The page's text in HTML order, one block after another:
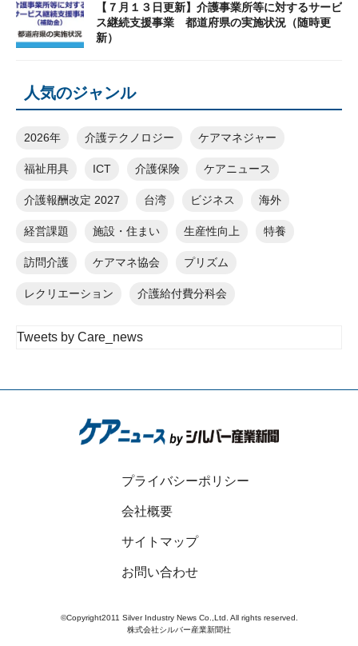
【７月１３日更新】介護事業所等に対するサービ
ス継続支援事業 都道府県の実施状況（随時更
新）
人気のジャンル
2026年 介護テクノロジー ケアマネジャー
福祉用具 ICT 介護保険 ケアニュース
介護報酬改定 2027 台湾 ビジネス 海外
経営課題 施設・住まい 生産性向上 特養
訪問介護 ケアマネ協会 プリズム
レクリエーション 介護給付費分科会
Tweets by Care_news
プライバシーポリシー
会社概要
サイトマップ
お問い合わせ
©Copyright2011 Silver Industry News Co.,Ltd. All rights reserved.
株式会社シルバー産業新聞社